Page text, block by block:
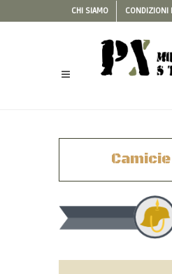
CHI SIAMO CONDIZIONI
Camicie